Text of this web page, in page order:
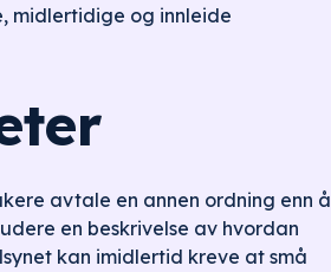
midlertidige og innleide
avtale en annen ordning enn å
en beskrivelse av hvordan
kan imidlertid kreve at små